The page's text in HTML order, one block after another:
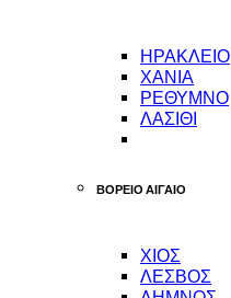
ΗΡΑΚΛΕΙΟ
ΧΑΝΙΑ
ΡΕΘΥΜΝΟ
ΛΑΣΙΘΙ
ΒΟΡΕΙΟ ΑΙΓΑΙΟ
ΧΙΟΣ
ΛΕΣΒΟΣ